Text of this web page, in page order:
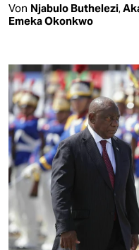
Von Njabulo Buthelezi,
Emeka Okonkwo